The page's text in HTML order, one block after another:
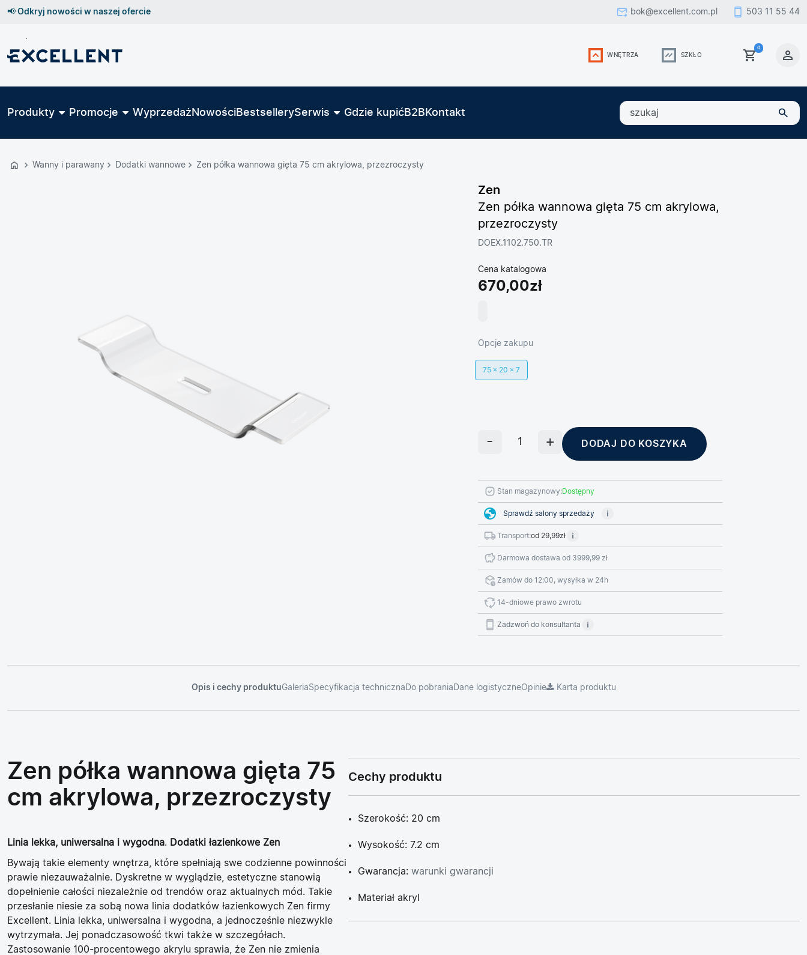
Przejdź
GŁÓWNEJ
📢 Odkryj nowości w naszej ofercie bok@excellent.com.pl 503 11 55 44
WNĘTRZA SZKŁO
0
Produkty Promocje Wyprzedaż NowościBestsellerySerwis Gdzie kupićB2B Kontakt
szukaj
Wanny i parawany Dodatki wannowe Zen półka wannowa gięta 75 cm akrylowa, przezroczysty
Zen
Zen półka wannowa gięta 75 cm akrylowa,
przezroczysty
DOEX.1102.750.TR
Cena katalogowa
670,00zł
Opcje zakupu
75 × 20 × 7
DODAJ DO KOSZYKA
Stan magazynowy:Dostępny
Sprawdź salony sprzedaży
Transport:od 29,99zł
Darmowa dostawa od 3999,99 zł
Zamów do 12:00, wysyłka w 24h
14-dniowe prawo zwrotu
Zadzwoń do konsultanta
Opis i cechy produktuGaleriaSpecyfikacja techniczna Do pobrania Dane logistyczneOpinie Karta produktu
Zen półka wannowa gięta 75
cm akrylowa, przezroczysty
Linia lekka, uniwersalna i wygodna. Dodatki łazienkowe Zen
Bywają takie elementy wnętrza, które spełniają swe codzienne powinności
prawie niezauważalnie. Dyskretne w wyglądzie, estetyczne stanowią
dopełnienie całości niezależnie od trendów oraz aktualnych mód. Takie
przesłanie niesie za sobą nowa linia dodatków łazienkowych Zen firmy
Excellent. Linia lekka, uniwersalna i wygodna, a jednocześnie niezwykle
wytrzymała. Jej ponadczasowość tkwi także w szczegółach.
Zastosowanie 100-procentowego akrylu sprawia, że Zen nie zmienia
Cechy produktu
Szerokość: 20 cm
Wysokość: 7.2 cm
Gwarancja: warunki gwarancji
Materiał akryl